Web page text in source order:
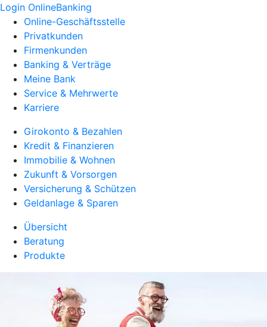
Login OnlineBanking
Online-Geschäftsstelle
Privatkunden
Firmenkunden
Banking & Verträge
Meine Bank
Service & Mehrwerte
Karriere
Girokonto & Bezahlen
Kredit & Finanzieren
Immobilie & Wohnen
Zukunft & Vorsorgen
Versicherung & Schützen
Geldanlage & Sparen
Übersicht
Beratung
Produkte